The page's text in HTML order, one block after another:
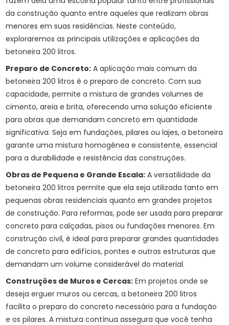
da construção quanto entre aqueles que realizam obras
menores em suas residências. Neste conteúdo,
exploraremos as principais utilizações e aplicações da
betoneira 200 litros.
Preparo de Concreto: A aplicação mais comum da
betoneira 200 litros é o preparo de concreto. Com sua
capacidade, permite a mistura de grandes volumes de
cimento, areia e brita, oferecendo uma solução eficiente
para obras que demandam concreto em quantidade
significativa. Seja em fundações, pilares ou lajes, a betoneira
garante uma mistura homogênea e consistente, essencial
para a durabilidade e resistência das construções.
Obras de Pequena e Grande Escala: A versatilidade da
betoneira 200 litros permite que ela seja utilizada tanto em
pequenas obras residenciais quanto em grandes projetos
de construção. Para reformas, pode ser usada para preparar
concreto para calçadas, pisos ou fundações menores. Em
construção civil, é ideal para preparar grandes quantidades
de concreto para edifícios, pontes e outras estruturas que
demandam um volume considerável do material.
Construções de Muros e Cercas: Em projetos onde se
deseja erguer muros ou cercas, a betoneira 200 litros
facilita o preparo do concreto necessário para a fundação
e os pilares. A mistura contínua assegura que você tenha